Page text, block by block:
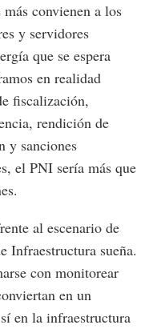
convienen a los
y servidores
que se espera
en realidad
fiscalización,
rendición de
y sanciones
el PNI sería más que
al escenario de
Infraestructura sueña.
con monitorear
en un
en la infraestructura